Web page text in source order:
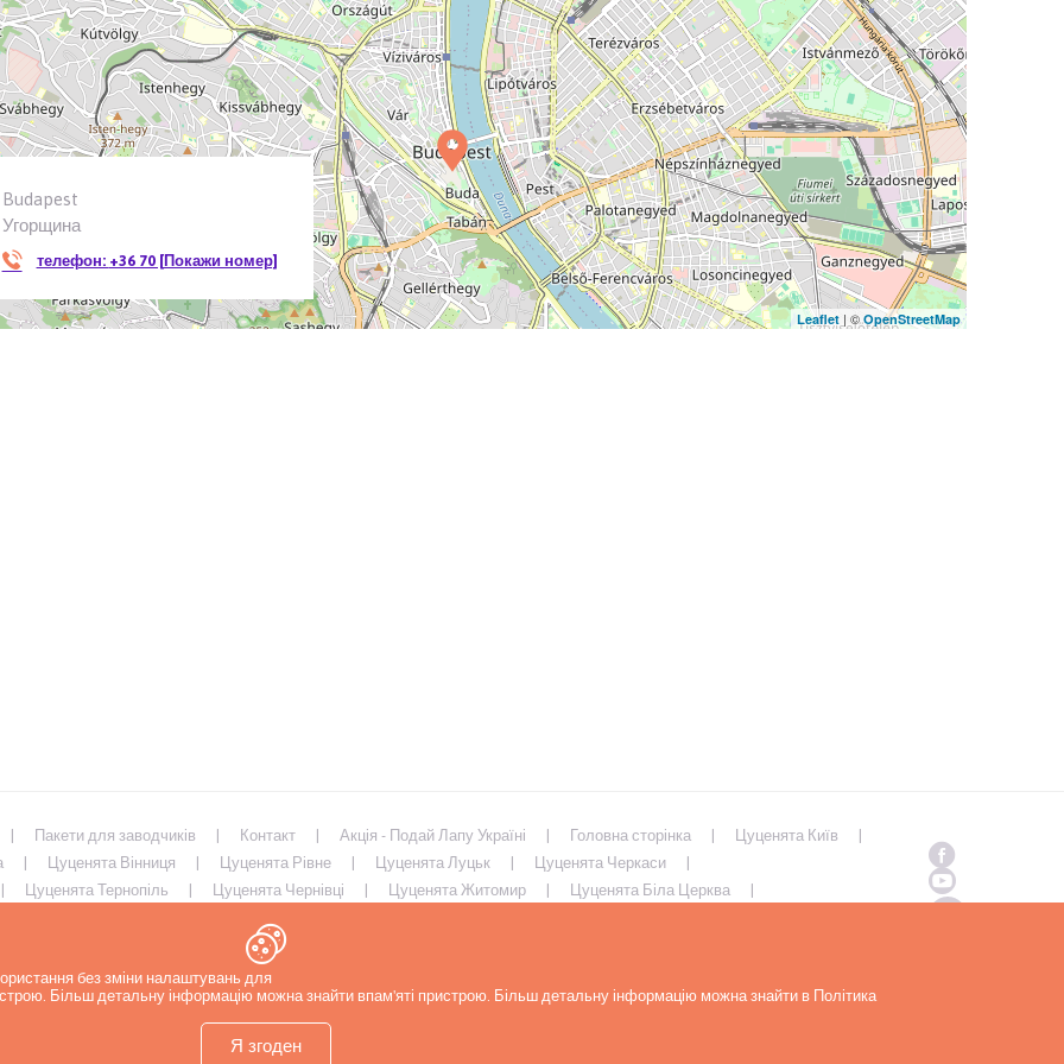
Budapest
Угорщина
телефон: +36 70 [Покажи номер]
Leaflet | ©OpenStreetMap
Пакети для заводчиків Контакт Акція - Подай Лапу Україні Головна сторінка
Цуценята Київ
Цуценята Вінниця Цуценята Рівне Цуценята Луцьк
Цуценята Черкаси
Цуценята Тернопіль
Цуценята Чернівці Цуценята Житомир
Цуценята Біла Церква
без зміни налаштувань для
Більш детальну інформацію можна знайти впам'яті пристрою. Більш детальну інформацію можна знайти в Політика
Я згоден